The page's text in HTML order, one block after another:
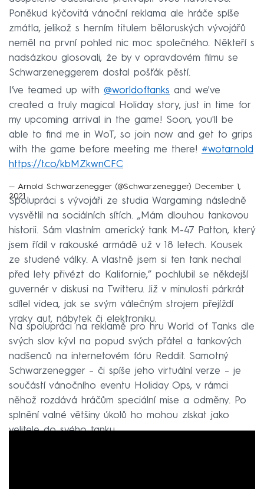
Poněkud kýčovitá vánoční reklama ale hráče spíše
zmátla, jelikož s herním titulem běloruských vývojářů
neměl na první pohled nic moc společného. Někteří s
nadsázkou glosovali, že by v opravdovém filmu se
Schwarzeneggerem dostal pošťák pěstí.
I’ve teamed up with @worldoftanks and we've
created a truly magical Holiday story, just in time for
my upcoming arrival in the game! Soon, you'll be
able to find me in WoT, so join now and get to grips
with the game before meeting me there! #wotarnold
https://t.co/kbMZkwnCFC
— Arnold Schwarzenegger (@Schwarzenegger)
December 1,
2021
Spolupráci s vývojáři ze studia Wargaming následně
vysvětlil na sociálních sítích. „Mám dlouhou tankovou
historii. Sám vlastním americký tank M-47 Patton, který
jsem řídil v rakouské armádě už v 18 letech. Kousek
ze studené války. A vlastně jsem si ten tank nechal
před lety přivézt do Kalifornie,” pochlubil se někdejší
guvernér v diskusi na Twitteru. Již v minulosti párkrát
sdílel videa, jak se svým válečným strojem přejíždí
vraky aut, nábytek či elektroniku.
Na spolupráci na reklamě pro hru World of Tanks dle
svých slov kývl na popud svých přátel a tankových
nadšenců na internetovém fóru Reddit. Samotný
Schwarzenegger – či spíše jeho virtuální verze – je
součástí vánočního eventu Holiday Ops, v rámci
něhož rozdává hráčům speciální mise a odměny. Po
splnění valné většiny úkolů ho mohou získat jako
velitele do svého tanku.